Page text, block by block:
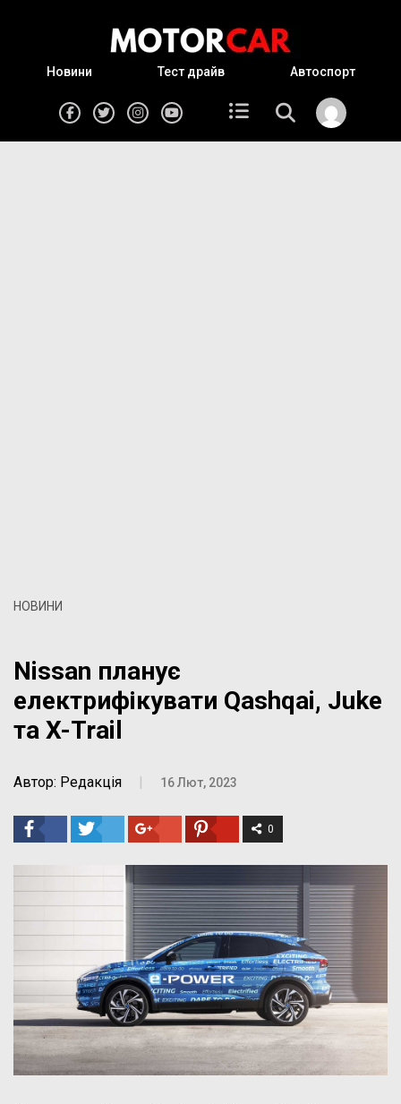
Новини Тест драйв Автоспорт
НОВИНИ
Nissan планує
електрифікувати Qashqai, Juke
та X-Trail
Автор: Редакція | 16 Лют, 2023
0